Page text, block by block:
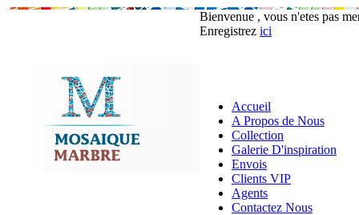
Bienvenue , vous n'etes pas
Enregistrez ici
Accueil
A Propos de Nous
Collection
Galerie D'inspiration
Envois
Clients VIP
Agents
Contactez Nous